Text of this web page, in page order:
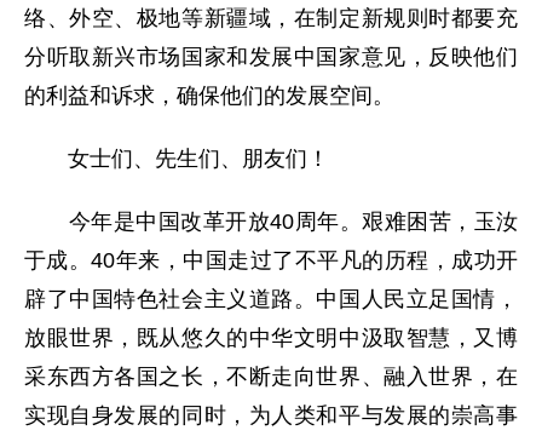
络、外空、极地等新疆域，在制定新规则时都要充
分听取新兴市场国家和发展中国家意见，反映他们
的利益和诉求，确保他们的发展空间。
女士们、先生们、朋友们！
今年是中国改革开放40周年。艰难困苦，玉汝
于成。40年来，中国走过了不平凡的历程，成功开
辟了中国特色社会主义道路。中国人民立足国情，
放眼世界，既从悠久的中华文明中汲取智慧，又博
采东西方各国之长，不断走向世界、融入世界，在
实现自身发展的同时，为人类和平与发展的崇高事